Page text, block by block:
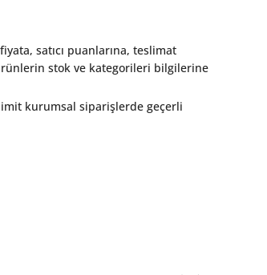
satıcı puanlarına, teslimat
stok ve kategorileri bilgilerine
kurumsal siparişlerde geçerli